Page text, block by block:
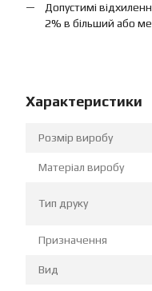
Допустимі
2% в більший або
Характеристики
Розмір виробу
Матеріал виробу
Тип друку
Призначення
Вид